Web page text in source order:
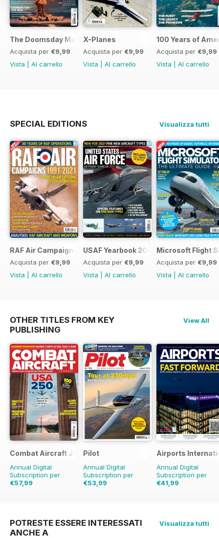
The Doomsday Machines
Acquista per €9,99
Vista
Al carrello
X-Planes
Acquista per €9,99
Vista
Al carrello
100 Years of
Acquista per €9,99
Vista
Al carrello
SPECIAL EDITIONS Visualizza tutti
RAF Air Campaigns 1991-2021
Acquista per €9,99
Vista
Al carrello
USAF Yearbook 2021
Acquista per €9,99
Vista
Al carrello
Microsoft Flight
Acquista per €9,99
Vista
Al carrello
OTHER TITLES FROM KEY
PUBLISHING
View All
Combat Aircraft Journal
Annual Digital
Subscription per
€57,99
Pilot
Annual Digital
Subscription per
€53,99
Airports
Annual Digital
Subscription per
€41,99
POTRESTE ESSERE INTERESSATI
ANCHE A
Visualizza tutti